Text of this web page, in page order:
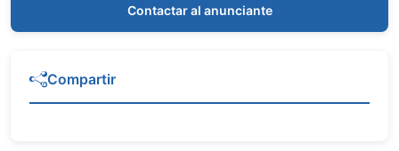
Contactar al anunciante
Compartir